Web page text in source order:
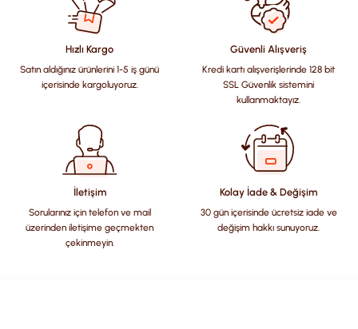
kullanarak tarafımıza iletebilirsiniz.
Görüş ve önerileriniz için teşekkür ederiz.
Ürün resmi kalitesiz, bozuk veya görüntülenemiyor.
Ürün açıklamasında eksik bilgiler bulunuyor.
Ürün bilgilerinde hatalar bulunuyor.
Ürün fiyatı diğer sitelerden daha pahalı.
Bu ürüne benzer farklı alternatifler olmalı.
Hızlı Kargo
Satın aldığınız ürünlerini 1-5 iş günü
içerisinde kargoluyoruz.
Güvenli Alışveriş
Kredi kartı alışverişlerinde 128 bit
SSL Güvenlik sistemini
kullanmaktayız.
İletişim
Sorularınız için telefon ve mail
üzerinden iletişime geçmekten
çekinmeyin.
Kolay İade & Değişim
30 gün içerisinde ücretsiz iade ve
değişim hakkı sunuyoruz.